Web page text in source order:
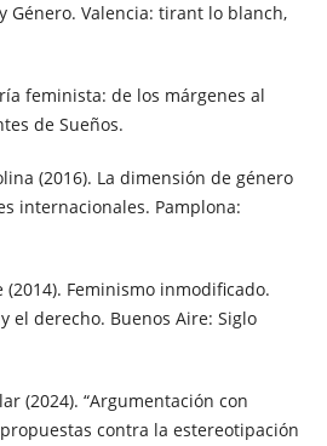
Género. Valencia: tirant lo blanch,
feminista: de los márgenes al
de Sueños.
(2016). La dimensión de género
internacionales. Pamplona:
(2014). Feminismo inmodificado.
el derecho. Buenos Aire: Siglo
(2024). “Argumentación con
contra la estereotipación